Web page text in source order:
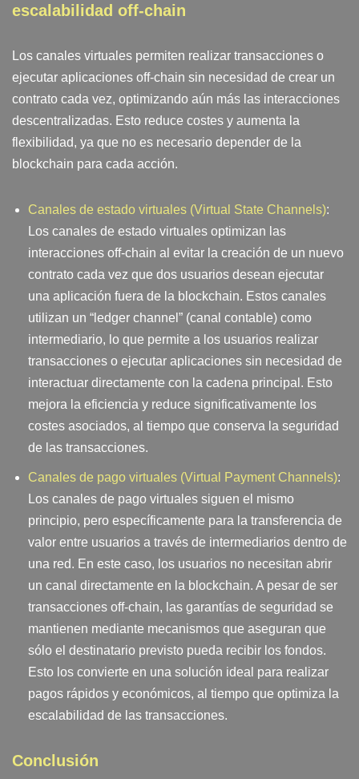
escalabilidad off-chain
Los canales virtuales permiten realizar transacciones o
ejecutar aplicaciones off-chain sin necesidad de crear un
contrato cada vez, optimizando aún más las interacciones
descentralizadas. Esto reduce costes y aumenta la
flexibilidad, ya que no es necesario depender de la
blockchain para cada acción.
Canales de estado virtuales (Virtual State Channels):
Los canales de estado virtuales optimizan las
interacciones off-chain al evitar la creación de un nuevo
contrato cada vez que dos usuarios desean ejecutar
una aplicación fuera de la blockchain. Estos canales
utilizan un “ledger channel” (canal contable) como
intermediario, lo que permite a los usuarios realizar
transacciones o ejecutar aplicaciones sin necesidad de
interactuar directamente con la cadena principal. Esto
mejora la eficiencia y reduce significativamente los
costes asociados, al tiempo que conserva la seguridad
de las transacciones.
Canales de pago virtuales (Virtual Payment Channels):
Los canales de pago virtuales siguen el mismo
principio, pero específicamente para la transferencia de
valor entre usuarios a través de intermediarios dentro de
una red. En este caso, los usuarios no necesitan abrir
un canal directamente en la blockchain. A pesar de ser
transacciones off-chain, las garantías de seguridad se
mantienen mediante mecanismos que aseguran que
sólo el destinatario previsto pueda recibir los fondos.
Esto los convierte en una solución ideal para realizar
pagos rápidos y económicos, al tiempo que optimiza la
escalabilidad de las transacciones.
Conclusión